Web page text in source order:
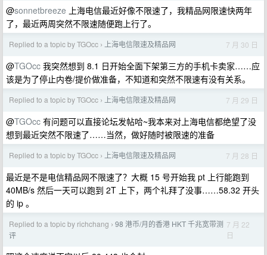
@sonnetbreeze 上海电信最近好像不限速了，我精品网限速快两年
了，最近两周突然不限速随便跑上行了。
Replied to a topic by TGOcc › 上海电信限速及精品网 7 月 30 日
@TGOcc 我突然想到 8.1 日开始全面下架第三方的手机卡卖家……应
该是为了停止内卷/提价做准备，不知道和突然不限速有没有关系。
Replied to a topic by TGOcc › 上海电信限速及精品网 7 月 29 日
@TGOcc 有问题可以直接论坛发帖哈~我本来对上海电信都绝望了没
想到最近突然不限速了……当然，做好随时被限速的准备
Replied to a topic by TGOcc › 上海电信限速及精品网 7 月 28 日
最近是不是电信精品网不限速了？大概 15 号开始我 pt 上行能跑到
40MB/s 然后一天可以跑到 2T 上下，两个礼拜了没事……58.32 开头
的 ip 。
Replied to a topic by richchang › 98 港币/月的香港 HKT 千兆宽带测
评
7 月 22
日